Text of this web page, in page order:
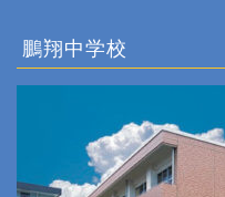
鵬翔中学校